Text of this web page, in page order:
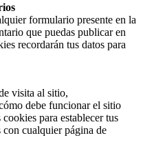
formulario presente en la
que puedas publicar en
recordarán tus datos para
visita al sitio,
debe funcionar el sitio
para establecer tus
con cualquier página de